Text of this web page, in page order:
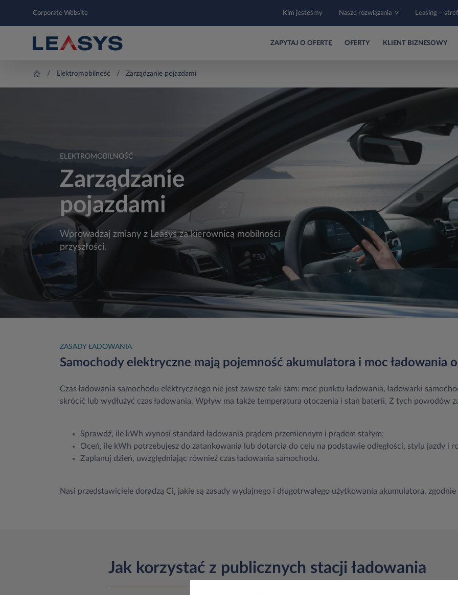
Corporate Website Kim jesteśmy Nasze rozwiązania Leasing –
ZAPYTAJ O OFERTĘ OFERTY KLIENT BIZNESOWY
Elektromobilność Zarządzanie pojazdami
ELEKTROMOBILNOŚĆ
Zarządzanie
pojazdami
Wprowadzaj zmiany z Leasys za kierownicą mobilności
przyszłości.
ZASADY ŁADOWANIA
Samochody elektryczne mają pojemność akumulatora i moc ładowania
Czas ładowania samochodu elektrycznego nie jest zawsze taki sam: moc punktu ładowania, ładowarki
skrócić lub wydłużyć czas ładowania. Wpływ ma także temperatura otoczenia i stan baterii. Z tych powodów
Sprawdź, ile kWh wynosi standard ładowania prądem przemiennym i prądem stałym;
Oceń, ile kWh potrzebujesz do zatankowania lub dotarcia do celu na podstawie odległości, stylu jazdy i
Zaplanuj dzień, uwzględniając również czas ładowania samochodu.
Nasi przedstawiciele doradzą Ci, jakie są zasady wydajnego i długotrwałego użytkowania akumulatora,
Jak korzystać z publicznych stacji ładowania